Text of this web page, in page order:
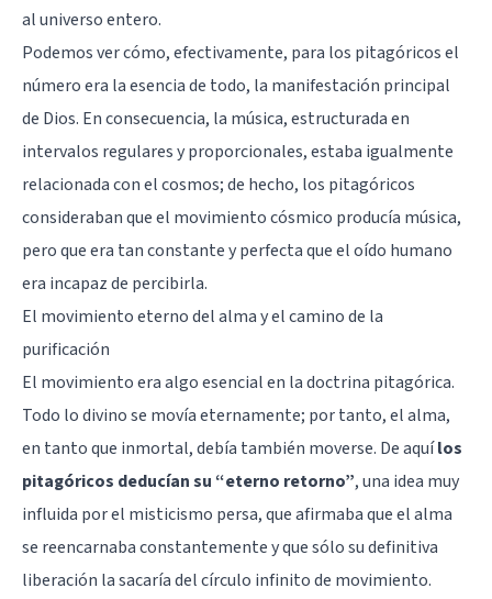
al universo entero.
Podemos ver cómo, efectivamente, para los pitagóricos el
número era la esencia de todo, la manifestación principal
de Dios. En consecuencia, la música, estructurada en
intervalos regulares y proporcionales, estaba igualmente
relacionada con el cosmos; de hecho, los pitagóricos
consideraban que el movimiento cósmico producía música,
pero que era tan constante y perfecta que el oído humano
era incapaz de percibirla.
El movimiento eterno del alma y el camino de la
purificación
El movimiento era algo esencial en la doctrina pitagórica.
Todo lo divino se movía eternamente; por tanto, el alma,
en tanto que inmortal, debía también moverse. De aquílos
pitagóricos deducían su “eterno retorno”, una idea muy
influida por el misticismo persa, que afirmaba que el alma
se reencarnaba constantemente y que sólo su definitiva
liberación la sacaría del círculo infinito de movimiento.